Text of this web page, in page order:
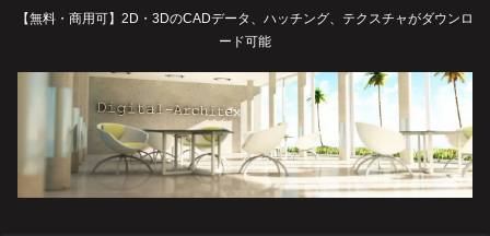
【無料・商用可】2D・3DのCADデータ、ハッチング、テクスチャがダウンロ
ード可能